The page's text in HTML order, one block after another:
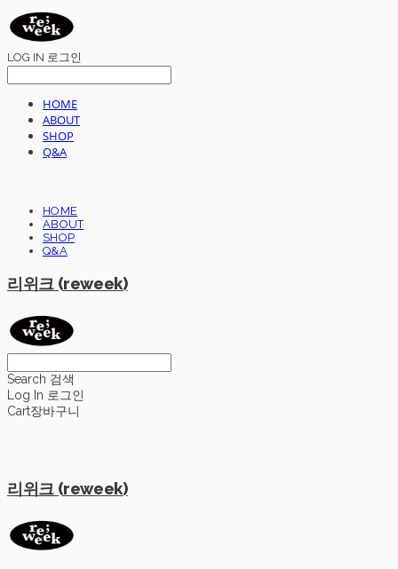
LOG IN 로그인
HOME
ABOUT
SHOP
Q&A
HOME
ABOUT
SHOP
Q&A
리위크 (reweek)
Search 검색
Log In 로그인
Cart장바구니
리위크 (reweek)